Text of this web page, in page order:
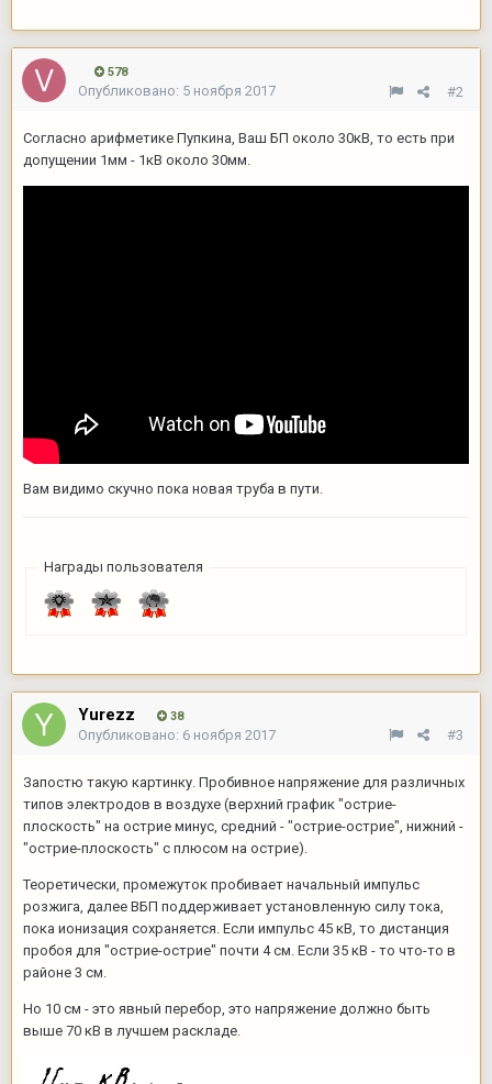
578
#2
Опубликовано: 5 ноября 2017
Согласно арифметике Пупкина, Ваш БП около 30кВ, то есть при
допущении 1мм - 1кВ около 30мм.
Вам видимо скучно пока новая труба в пути.
Награды пользователя
Yurezz 38
#3
Опубликовано: 6 ноября 2017
Запостю такую картинку. Пробивное напряжение для различных
типов электродов в воздухе (верхний график "острие-
плоскость" на острие минус, средний - "острие-острие", нижний -
"острие-плоскость" с плюсом на острие).
Теоретически, промежуток пробивает начальный импульс
розжига, далее ВБП поддерживает установленную силу тока,
пока ионизация сохраняется. Если импульс 45 кВ, то дистанция
пробоя для "острие-острие" почти 4 см. Если 35 кВ - то что-то в
районе 3 см.
Но 10 см - это явный перебор, это напряжение должно быть
выше 70 кВ в лучшем раскладе.